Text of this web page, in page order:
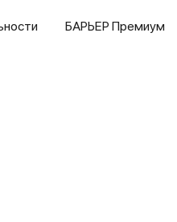
БАРЬЕР Премиум